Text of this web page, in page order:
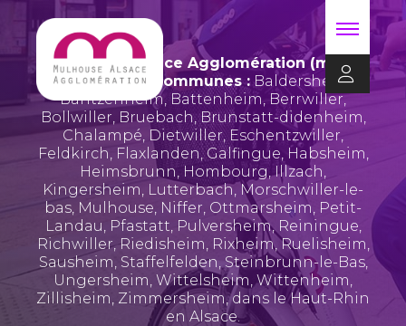
Mulhouse Alsace Agglomération (m2A)
regroupe 39 communes : Baldersheim,
Bantzenheim, Battenheim, Berrwiller,
Bollwiller, Bruebach,Brunstatt-didenheim,
Chalampé, Dietwiller, Eschentzwiller,
Feldkirch, Flaxlanden,Galfingue, Habsheim,
Heimsbrunn, Hombourg,Illzach,
Kingersheim, Lutterbach, Morschwiller-le-
bas, Mulhouse, Niffer, Ottmarsheim, Petit-
Landau, Pfastatt, Pulversheim, Reiningue,
Richwiller, Riedisheim, Rixheim,Ruelisheim,
Sausheim, Staffelfelden, Steinbrunn-le-Bas,
Ungersheim, Wittelsheim,Wittenheim,
Zillisheim, Zimmersheim, dans le Haut-Rhin
en Alsace.